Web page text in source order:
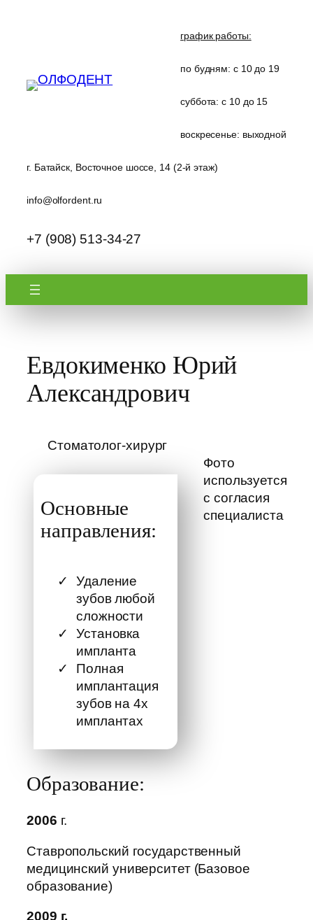
график работы:
по будням: с 10 до 19
суббота: с 10 до 15
воскресенье: выходной
г. Батайск, Восточное шоссе, 14 (2-й этаж)
info@olfordent.ru
+7 (908) 513-34-27
Евдокименко Юрий
Александрович
Фото
используется
с согласия
специалиста
Стоматолог-хирург
Основные
направления:
Удаление
зубов любой
сложности
Установка
импланта
Полная
имплантация
зубов на 4х
имплантах
Образование:
2006 г.
Ставропольский государственный
медицинский университет (Базовое
образование)
2009 г.